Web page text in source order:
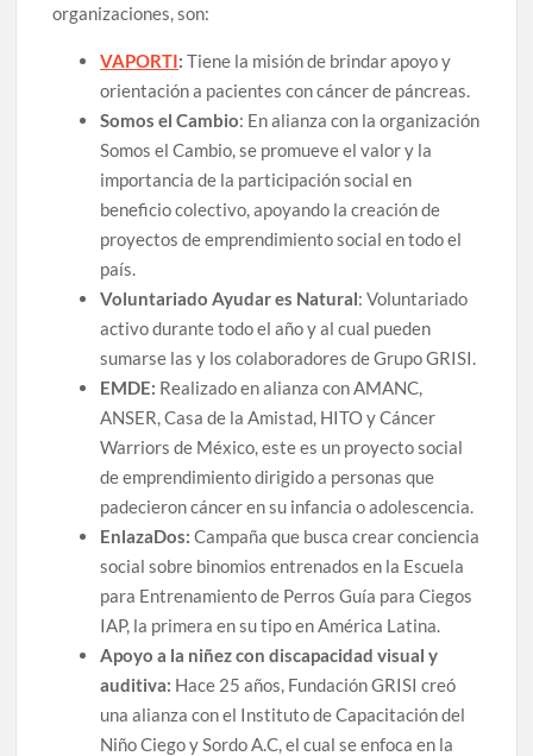
organizaciones, son:
VAPORTI: Tiene la misión de brindar apoyo y
orientación a pacientes con cáncer de páncreas.
Somos el Cambio: En alianza con la organización
Somos el Cambio, se promueve el valor y la
importancia de la participación social en
beneficio colectivo, apoyando la creación de
proyectos de emprendimiento social en todo el
país.
Voluntariado Ayudar es Natural: Voluntariado
activo durante todo el año y al cual pueden
sumarse las y los colaboradores de Grupo GRISI.
EMDE: Realizado en alianza con AMANC,
ANSER, Casa de la Amistad, HITO y Cáncer
Warriors de México, este es un proyecto social
de emprendimiento dirigido a personas que
padecieron cáncer en su infancia o adolescencia.
EnlazaDos:Campaña que busca crear conciencia
social sobre binomios entrenados en la Escuela
para Entrenamiento de Perros Guía para Ciegos
IAP, la primera en su tipo en América Latina.
Apoyo a la niñez con discapacidad visual y
auditiva: Hace 25 años, Fundación GRISI creó
una alianza con el Instituto de Capacitación del
Niño Ciego y Sordo A.C, el cual se enfoca en la